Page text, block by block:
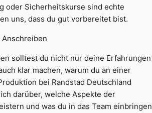
oder Sicherheitskurse sind echte
uns, dass du gut vorbereitet bist.
solltest du nicht nur deine Erfahrungen
klar machen, warum du an einer
bei Randstad Deutschland
darüber, welche Aspekte der
und was du in das Team einbringen